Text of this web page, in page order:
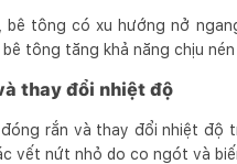
tông có xu hướng nở
tông tăng khả năng chịu
thay đổi nhiệt độ
rắn và thay đổi nhiệt độ
vết nứt nhỏ do co ngót và